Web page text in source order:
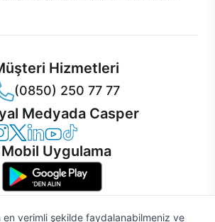
Hizmetleri
(0850) 250 77 77
Medyada Casper
Facebook
Instagram
Casper Twitter
Casper LinkedIn
Casper YouTube
Casper TikTok
Mobil Uygulama
verimli şekilde faydalanabilmeniz ve